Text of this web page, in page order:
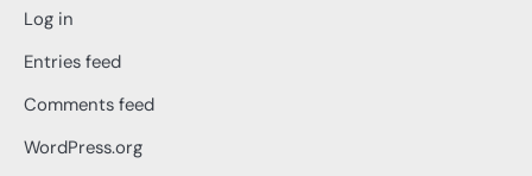
Log in
Entries feed
Comments feed
WordPress.org